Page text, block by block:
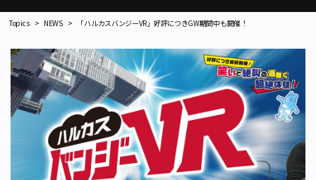
Topics NEWS 「ハルカスバンジーVR」好評につきGW期間中も開催！